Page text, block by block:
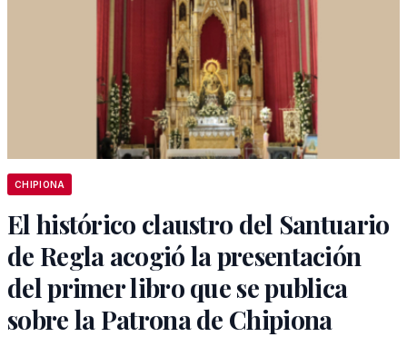
CHIPIONA
El histórico claustro del Santuario
de Regla acogió la presentación
del primer libro que se publica
sobre la Patrona de Chipiona